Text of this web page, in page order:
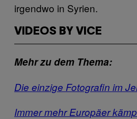
irgendwo in Syrien.
VIDEOS BY VICE
Mehr zu dem Thema:
Die einzige Fotografin im
Immer mehr Europäer